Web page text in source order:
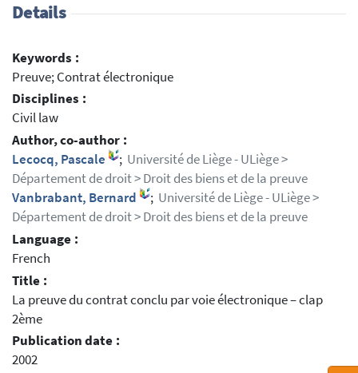
Details
Keywords :
Preuve; Contrat électronique
Disciplines :
Civil law
Author, co-author :
Lecocq, Pascale
; Université de Liège - ULiège >
Département de droit > Droit des biens et de la preuve
Vanbrabant, Bernard
; Université de Liège - ULiège >
Département de droit > Droit des biens et de la preuve
Language :
French
Title :
La preuve du contrat conclu par voie électronique – clap
2ème
Publication date :
2002